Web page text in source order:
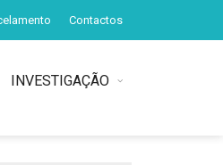
Contactos
INVESTIGAÇÃO